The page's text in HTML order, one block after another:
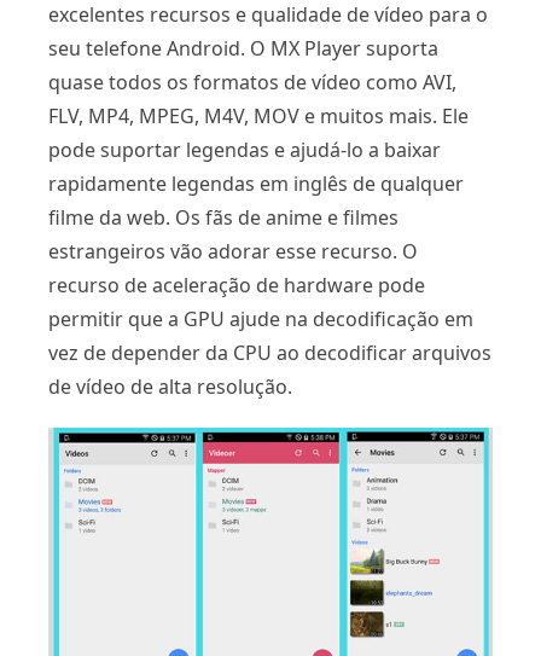
excelentes recursos e qualidade de vídeo para o
seu telefone Android. O MX Player suporta
quase todos os formatos de vídeo como AVI,
FLV, MP4, MPEG, M4V, MOV e muitos mais. Ele
pode suportar legendas e ajudá-lo a baixar
rapidamente legendas em inglês de qualquer
filme da web. Os fãs de anime e filmes
estrangeiros vão adorar esse recurso. O
recurso de aceleração de hardware pode
permitir que a GPU ajude na decodificação em
vez de depender da CPU ao decodificar arquivos
de vídeo de alta resolução.